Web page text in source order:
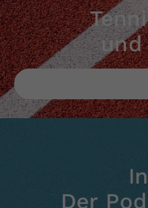
Der